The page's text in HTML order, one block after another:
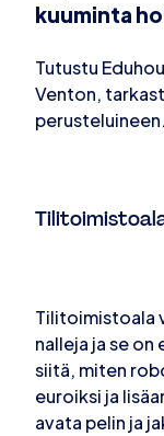
kuuminta
Tutustu
Venton,
perusteluineen.
Tilitoimistoala
nalleja ja se on
siitä, miten
euroiksi ja
avata pelin ja